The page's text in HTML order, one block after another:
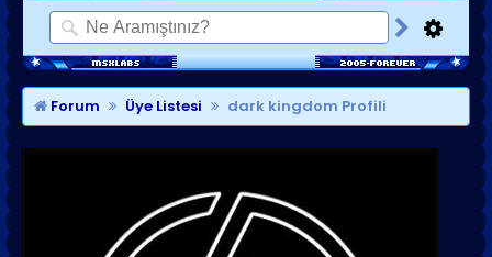
GÜNLÜKLER
SON MESAJLAR
KISAYOLLAR
Forum Üye Listesi dark kingdom Profili